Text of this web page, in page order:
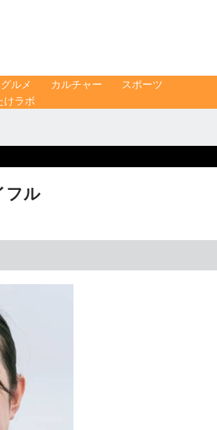
グルメ カルチャー
スポーツ
けラボ
フル